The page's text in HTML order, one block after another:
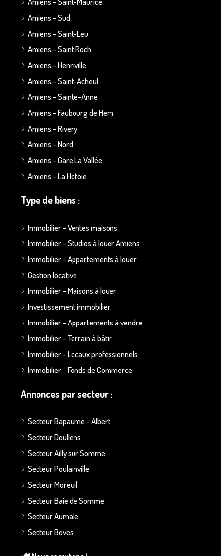
Amiens - Sud
Amiens - Saint-Leu
Amiens - Saint Roch
Amiens - Henriville
Amiens - Saint-Acheul
Amiens - Sainte-Anne
Amiens - Faubourg de Hem
Amiens - Rivery
Amiens - Nord
Amiens - Gare La Vallée
Amiens - La Hotoie
Type de biens :
Immobilier - Ventes maisons
Immobilier - Studios à louer Amiens
Immobilier - Appartements à louer
Gestion locative
Immobilier - Maisons à louer
Investissement immobilier
Immobilier - Appartements à vendre
Immobilier - Terrain à bâtir
Immobilier - Locaux professionnels
Immobilier - Fonds de Commerce
Annonces par secteur :
Secteur Bapaume - Albert
Secteur Doullens
Secteur Ailly sur Somme
Secteur Poulainville
Secteur Moreuil
Secteur Baie de Somme
Secteur Aumale
Secteur Boves